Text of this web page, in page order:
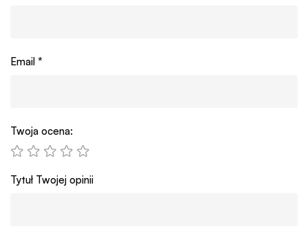
Email *
Twoja ocena:
Tytuł Twojej opinii